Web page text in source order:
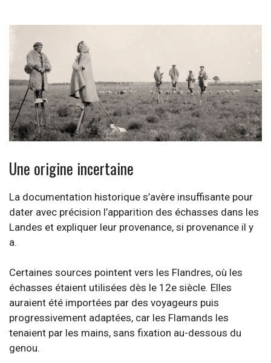
Une origine incertaine
La documentation historique s’avère insuffisante pour
dater avec précision l’apparition des échasses dans les
Landes et expliquer leur provenance, si provenance il y
a.
Certaines sources pointent vers les Flandres, où les
échasses étaient utilisées dès le 12e siècle. Elles
auraient été importées par des voyageurs puis
progressivement adaptées, car les Flamands les
tenaient par les mains, sans fixation au-dessous du
genou.